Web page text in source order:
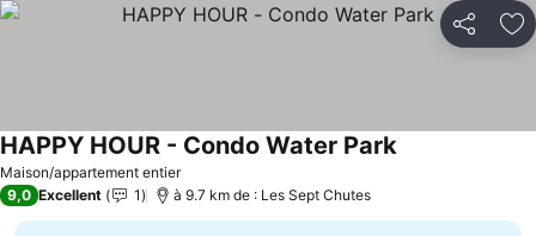
Partager
Maison/appartement entier
HAPPY HOUR - Condo Water Park
9,0 Excellent 1 à 9.7 km de : Les Sept Chutes